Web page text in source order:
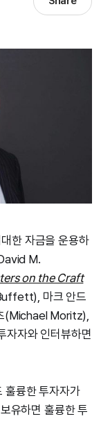
한 자금을 운용하
M.
on the Craft
마크 안드
(Michael Moritz),
자와 인터뷰하면
훌륭한 투자자가
유하면 훌륭한 투